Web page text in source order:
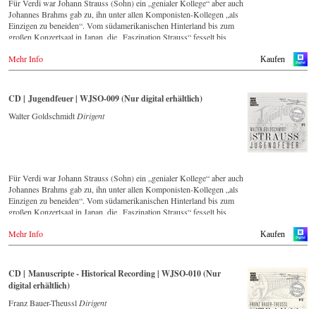
Für Verdi war Johann Strauss (Sohn) ein „genialer Kollege“ aber auch
Johannes Brahms gab zu, ihn unter allen Komponisten-Kollegen „als
Einzigen zu beneiden“. Vom südamerikanischen Hinterland bis zum
großen Konzertsaal in Japan, die „Faszination Strauss“ fesselt bis
Diese digital überarbeite historische Aufnahme aus den Jahren 1988
Besetzung mit 42 Musikern – ist Zeugnis für die nach wie vor
bestehende Lebendigkeit, Genialität und Aktualität dieser Musik.
Diese digital überarbeite Aufnahme aus dem Jahr 1990 gehört zu einer
Serie von Veröffentlichungen, die über die nächsten Jahre Strauss-
Freunden aus aller Welt, auch selten gespielte Werke in einer
unvergleichlichen Qualität präsentieren wird.
Kaufen
Mehr Info
CD | Jugendfeuer | WJSO-009 (Nur digital erhältlich)
Walter Goldschmidt Dirigent
Für Verdi war Johann Strauss (Sohn) ein „genialer Kollege“ aber auch
Johannes Brahms gab zu, ihn unter allen Komponisten-Kollegen „als
Einzigen zu beneiden“. Vom südamerikanischen Hinterland bis zum
großen Konzertsaal in Japan, die „Faszination Strauss“ fesselt bis
Diese digital überarbeite historische Aufnahme aus den 1970er Jahren
mit 42 Musikern – ist Zeugnis für die nach wie vor bestehende
Lebendigkeit, Genialität und Aktualität dieser Musik.
Neben den 2016 im hauseigenen Label neu erschienenen CDs, hat sich
Kaufen
Mehr Info
CD | Manuscripte - Historical Recording | WJSO-010 (Nur
digital erhältlich)
Franz Bauer-Theussl Dirigent